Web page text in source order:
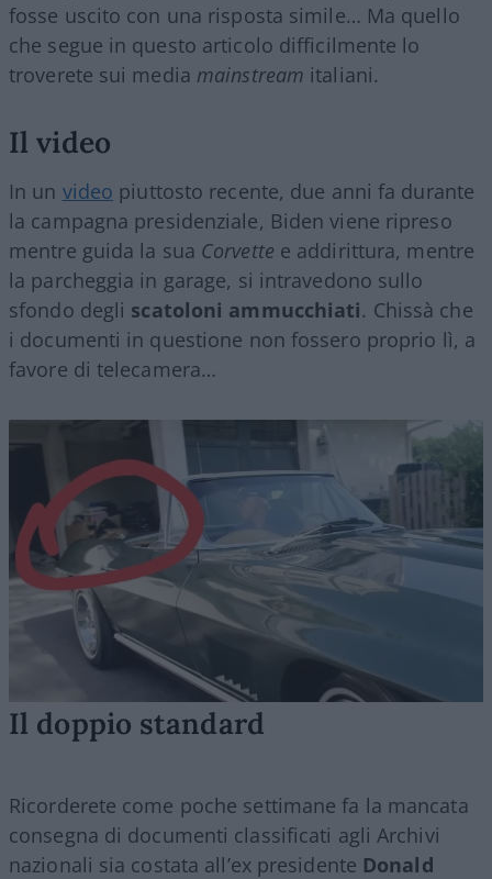
fosse uscito con una risposta simile… Ma quello
che segue in questo articolo difficilmente lo
troverete sui media mainstream italiani.
Il video
In un video piuttosto recente, due anni fa durante
la campagna presidenziale, Biden viene ripreso
mentre guida la sua Corvette e addirittura, mentre
la parcheggia in garage, si intravedono sullo
sfondo degli scatoloni ammucchiati. Chissà che
i documenti in questione non fossero proprio lì, a
favore di telecamera…
Il doppio standard
Ricorderete come poche settimane fa la mancata
consegna di documenti classificati agli Archivi
nazionali sia costata all’ex presidente Donald